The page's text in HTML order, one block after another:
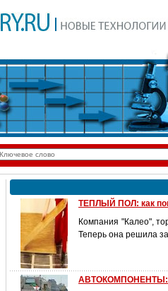
ТЕПЛЫЙ ПОЛ: как
Компания "Калео",
Теперь она решила
АВТОКОМПОНЕНТЫ: